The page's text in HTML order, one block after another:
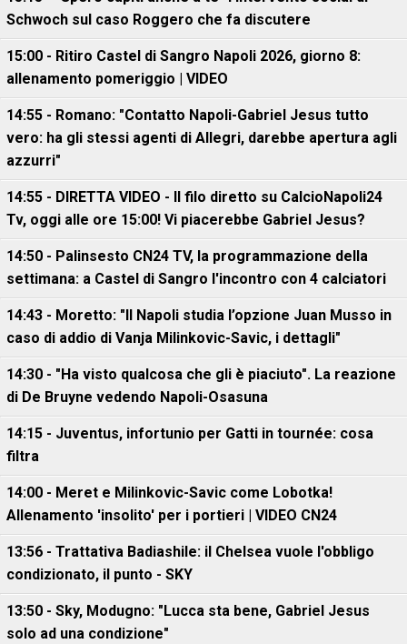
Schwoch sul caso Roggero che fa discutere
15:00 - Ritiro Castel di Sangro Napoli 2026, giorno 8:
allenamento pomeriggio | VIDEO
14:55 - Romano: "Contatto Napoli-Gabriel Jesus tutto
vero: ha gli stessi agenti di Allegri, darebbe apertura agli
azzurri"
14:55 - DIRETTA VIDEO - Il filo diretto su CalcioNapoli24
Tv, oggi alle ore 15:00! Vi piacerebbe Gabriel Jesus?
14:50 - Palinsesto CN24 TV, la programmazione della
settimana: a Castel di Sangro l'incontro con 4 calciatori
14:43 - Moretto: "Il Napoli studia l’opzione Juan Musso in
caso di addio di Vanja Milinkovic-Savic, i dettagli"
14:30 - "Ha visto qualcosa che gli è piaciuto". La reazione
di De Bruyne vedendo Napoli-Osasuna
14:15 - Juventus, infortunio per Gatti in tournée: cosa
filtra
14:00 - Meret e Milinkovic-Savic come Lobotka!
Allenamento 'insolito' per i portieri | VIDEO CN24
13:56 - Trattativa Badiashile: il Chelsea vuole l'obbligo
condizionato, il punto - SKY
13:50 - Sky, Modugno: "Lucca sta bene, Gabriel Jesus
solo ad una condizione"